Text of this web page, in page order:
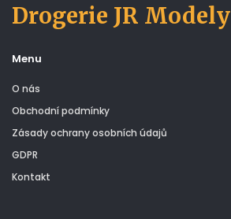
Drogerie JR Modely
Menu
O nás
Obchodní podmínky
Zásady ochrany osobních údajů
GDPR
Kontakt